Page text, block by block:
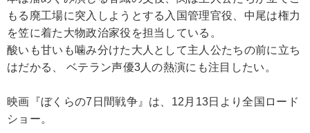
もる廃工場に突入しようとする入国管理官役、中尾は権力
を笠に着た大物政治家役を担当している。
酸いも甘いも噛み分けた大人として主人公たちの前に立ち
はだかる、 ベテラン声優3人の熱演にも注目したい。
映画『ぼくらの7日間戦争』は、12月13日より全国ロード
ショー。